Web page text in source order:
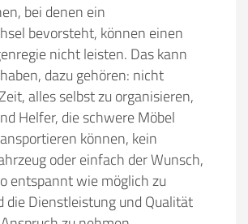
bei denen ein
bevorsteht, können einen
nicht leisten. Das kann
dazu gehören: nicht
alles selbst zu organisieren,
Helfer, die schwere Möbel
können, kein
oder einfach der Wunsch,
entspannt wie möglich zu
die Dienstleistung und Qualität